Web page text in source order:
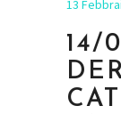
13
14/